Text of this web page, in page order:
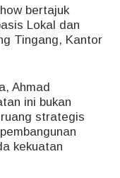
bertajuk
Lokal dan
Tingang, Kantor
Ahmad
ini bukan
strategis
kekuatan